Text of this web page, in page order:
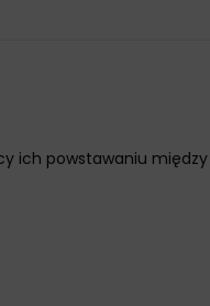
ich powstawaniu między